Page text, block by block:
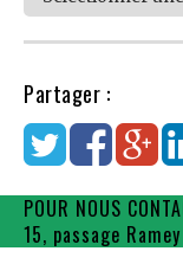
Partager :
POUR NOUS
15, passage